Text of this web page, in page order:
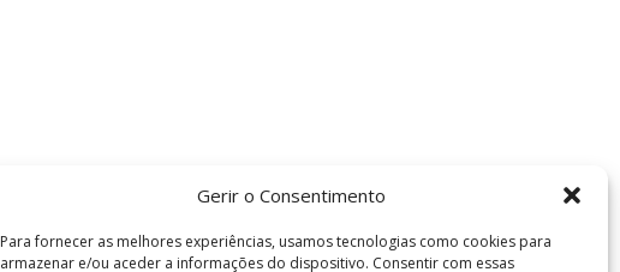
Gerir o Consentimento
Para fornecer as melhores experiências, usamos tecnologias como cookies para
armazenar e/ou aceder a informações do dispositivo. Consentir com essas